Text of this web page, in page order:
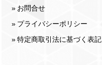
お問合せ
プライバシーポリシー
特定商取引法に基づく表記